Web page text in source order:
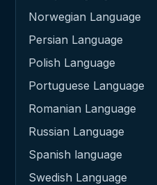
Norwegian Language
Persian Language
Polish Language
Portuguese Language
Romanian Language
Russian Language
Spanish language
Swedish Language